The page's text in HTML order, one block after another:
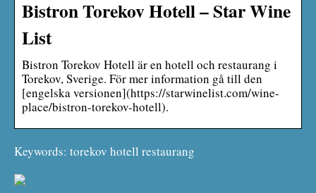
Bistron Torekov Hotell – Star Wine
List
Bistron Torekov Hotell är en hotell och restaurang i
Torekov, Sverige. För mer information gå till den
[engelska versionen](https://starwinelist.com/wine-
place/bistron-torekov-hotell).
Keywords: torekov hotell restaurang